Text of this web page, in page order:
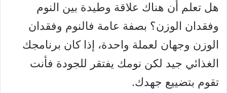
هل تعلم أن هناك علاقة وطيدة بين النوم
وفقدان الوزن؟ بصفة عامة فالنوم وفقدان
الوزن وجهان لعملة واحدة، إذا كان برنامجك
الغذائي جيد لكن نومك يفتقر للجودة فأنت
تقوم بتضييع جهدك.